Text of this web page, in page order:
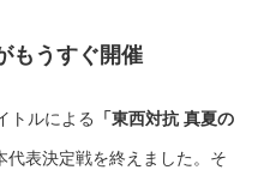
もうすぐ開催
トルによる 「東西対抗 真夏の
代表決定戦を終えました。そ